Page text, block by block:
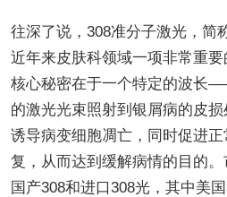
往深了说，308准分子激光，简
近年来皮肤科领域一项非常重
核心秘密在于一个特定的波长
的激光光束照射到银屑病的皮
诱导病变细胞凋亡，同时促进
复，从而达到缓解病情的目的
国产308和进口308光，其中美